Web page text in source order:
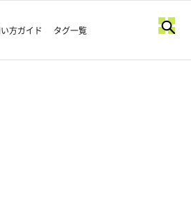
方ガイド タグ一覧